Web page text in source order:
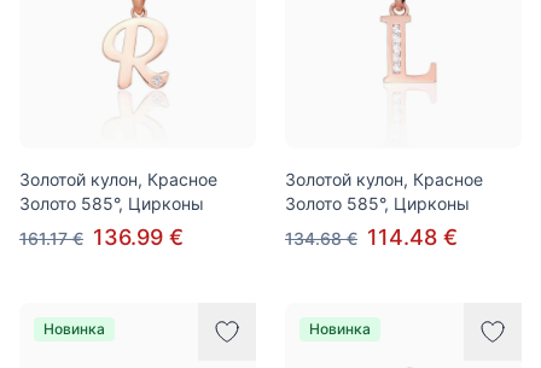
Золотой кулон, Красное
Золото 585°, Цирконы
161.17 € 136.99 €
Золотой кулон, Красное
Золото 585°, Цирконы
134.68 € 114.48 €
Новинка Новинка